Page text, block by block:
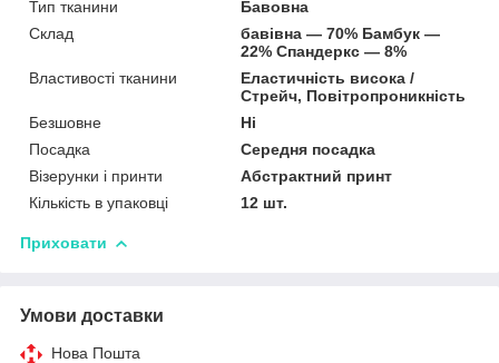
Тип тканини
Бавовна
Склад
бавівна — 70% Бамбук —
22% Спандеркс — 8%
Властивості тканини
Еластичність висока /
Стрейч, Повітропроникність
Безшовне
Ні
Посадка
Середня посадка
Візерунки і принти
Абстрактний принт
Кількість в упаковці
12 шт.
Приховати
Умови доставки
Нова Пошта